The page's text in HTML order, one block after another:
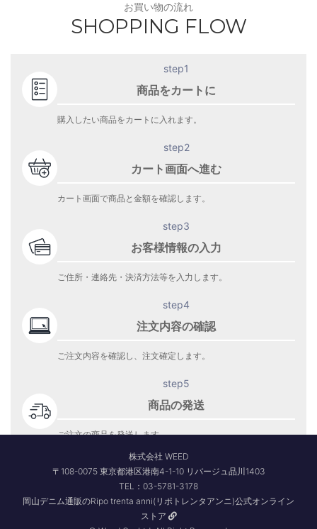
お買い物の流れ
SHOPPING FLOW
step1
商品をカートに
購入したい商品をカートに入れます。
step2
カート画面へ進む
カート画面で商品と金額を確認します。
step3
お客様情報の入力
ご住所・連絡先・決済方法等を入力します。
step4
注文内容の確認
ご注文内容を確認し、注文確定します。
step5
商品の発送
ご注文の商品を発送します。
株式会社 WEED
〒108-0075 東京都港区港南4-1-10 リバージュ品川1403
TEL：03-5781-3178
岡山デニム通販のRipo trenta anni(リポトレンタアンニ)公式オンライン
ストア